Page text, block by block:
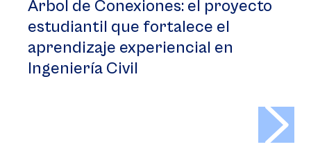
Árbol de Conexiones: el proyecto
estudiantil que fortalece el
aprendizaje experiencial en
Ingeniería Civil